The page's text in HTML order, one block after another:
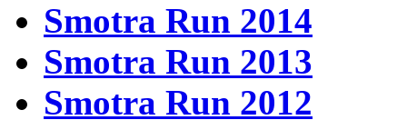
Smotra Run 2014
Smotra Run 2013
Smotra Run 2012